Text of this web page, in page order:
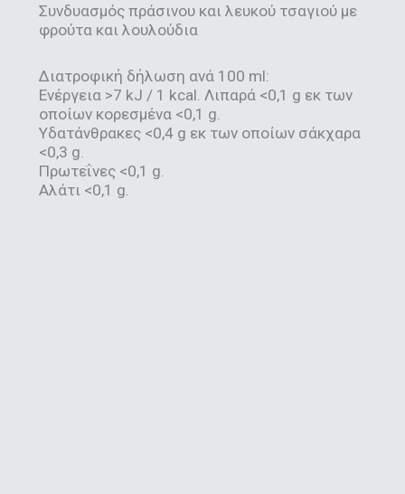
Συνδυασμός πράσινου και λευκού τσαγιού με
φρούτα και λουλούδια
Διατροφική δήλωση ανά 100 ml:
Ενέργεια >7 kJ / 1 kcal. Λιπαρά <0,1 g εκ των
οποίων κορεσμένα <0,1 g.
Υδατάνθρακες <0,4 g εκ των οποίων σάκχαρα
<0,3 g.
Πρωτεΐνες <0,1 g.
Αλάτι <0,1 g.